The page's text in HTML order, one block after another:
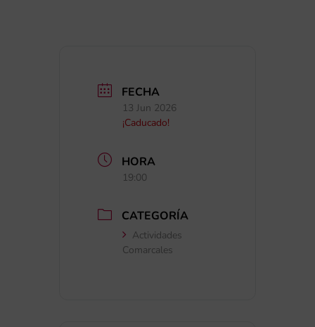
FECHA
13 Jun 2026
¡Caducado!
HORA
19:00
CATEGORÍA
Actividades
Comarcales